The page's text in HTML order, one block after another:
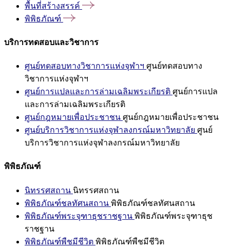
พื้นที่สร้างสรรค์
พิพิธภัณฑ์
บริการทดสอบและวิชาการ
ศูนย์ทดสอบทางวิชาการแห่งจุฬาฯ ศูนย์ทดสอบทาง
วิชาการแห่งจุฬาฯ
ศูนย์การแปลและการล่ามเฉลิมพระเกียรติ ศูนย์การแปล
และการล่ามเฉลิมพระเกียรติ
ศูนย์กฎหมายเพื่อประชาชน ศูนย์กฎหมายเพื่อประชาชน
ศูนย์บริการวิชาการแห่งจุฬาลงกรณ์มหาวิทยาลัย ศูนย์
บริการวิชาการแห่งจุฬาลงกรณ์มหาวิทยาลัย
พิพิธภัณฑ์
นิทรรศสถาน นิทรรศสถาน
พิพิธภัณฑ์ชลทัศนสถาน พิพิธภัณฑ์ชลทัศนสถาน
พิพิธภัณฑ์พระจุฑาธุชราชฐาน พิพิธภัณฑ์พระจุฑาธุช
ราชฐาน
พิพิธภัณฑ์พืชมีชีวิต พิพิธภัณฑ์พืชมีชีวิต